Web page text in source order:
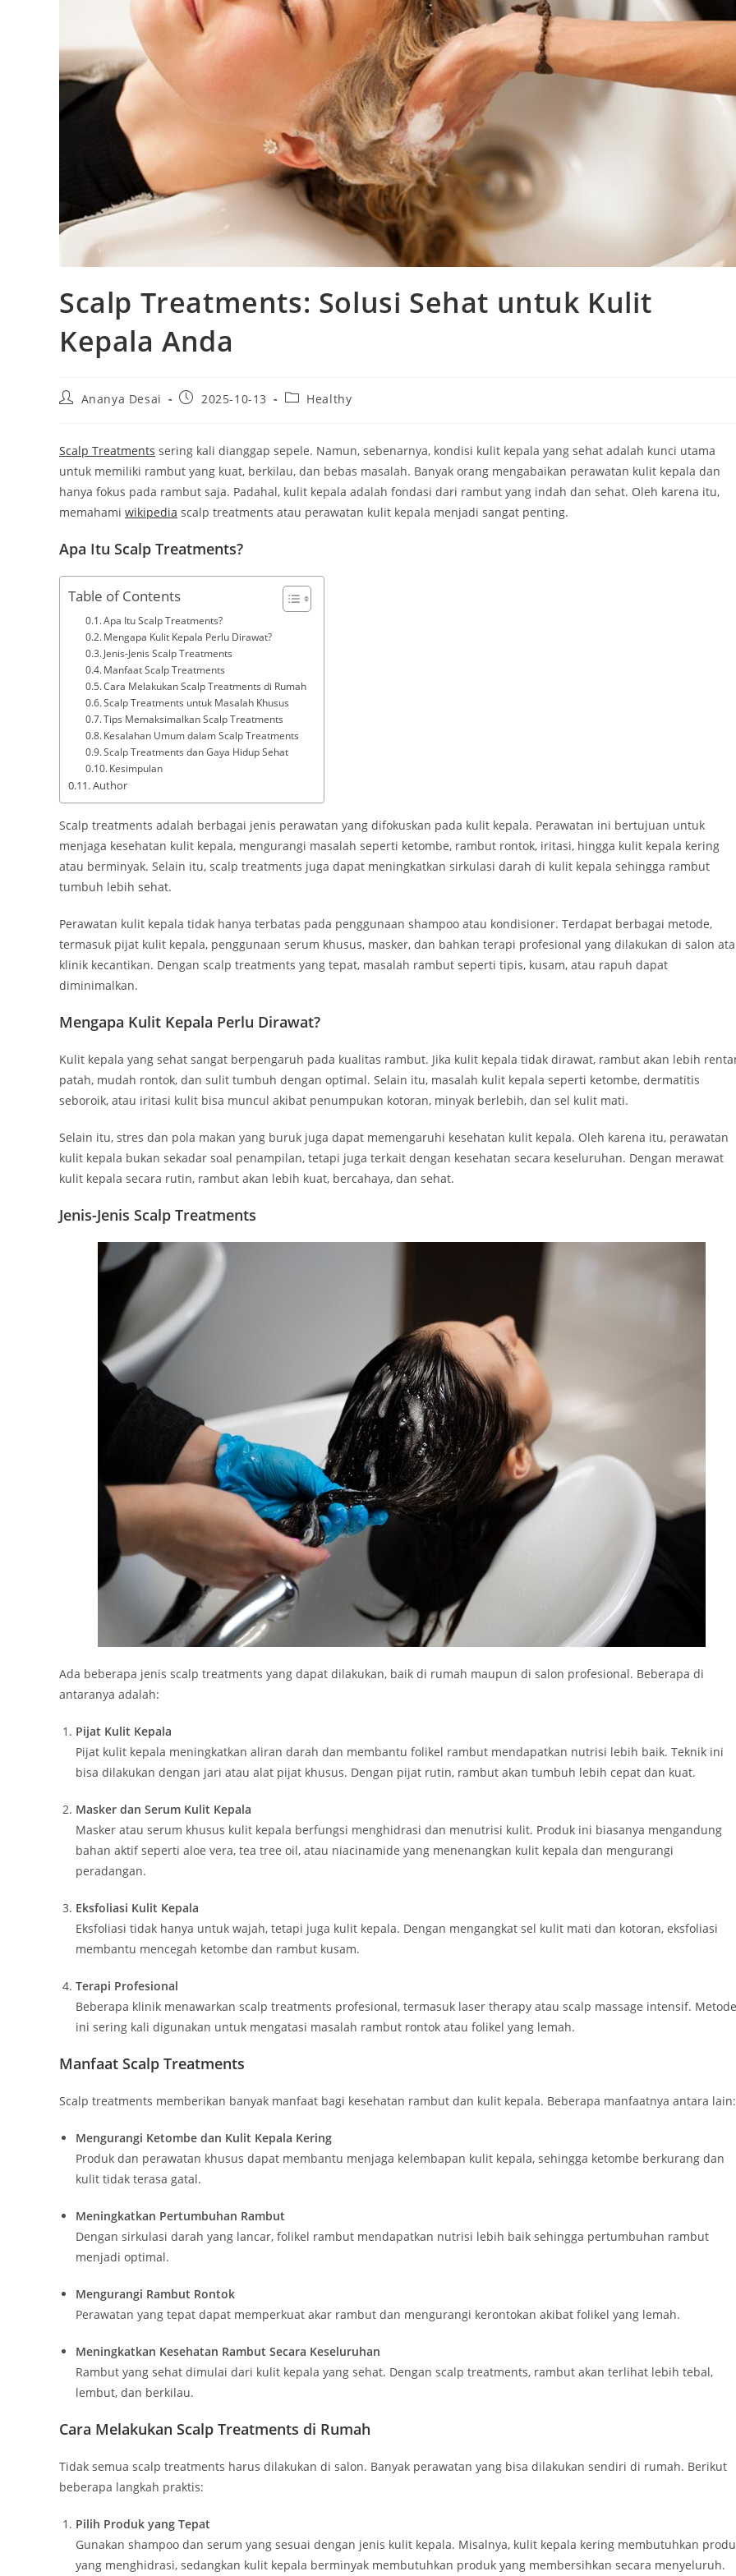
Scalp Treatments: Solusi Sehat untuk Kulit
Kepala Anda
PostAnanya Desai
Post2025-10-13
PostHealthy
Scalp Treatments sering kali dianggap sepele. Namun, sebenarnya, kondisi kulit kepala yang sehat adalah kunci utama
untuk memiliki rambut yang kuat, berkilau, dan bebas masalah. Banyak orang mengabaikan perawatan kulit kepala dan
hanya fokus pada rambut saja. Padahal, kulit kepala adalah fondasi dari rambut yang indah dan sehat. Oleh karena itu,
memahami wikipedia scalp treatments atau perawatan kulit kepala menjadi sangat penting.
Apa Itu Scalp Treatments?
Table of Contents
Apa Itu Scalp Treatments?
Mengapa Kulit Kepala Perlu Dirawat?
Jenis-Jenis Scalp Treatments
Manfaat Scalp Treatments
Cara Melakukan Scalp Treatments di Rumah
Scalp Treatments untuk Masalah Khusus
Tips Memaksimalkan Scalp Treatments
Kesalahan Umum dalam Scalp Treatments
Scalp Treatments dan Gaya Hidup Sehat
Kesimpulan
Author
Scalp treatments adalah berbagai jenis perawatan yang difokuskan pada kulit kepala. Perawatan ini bertujuan untuk
menjaga kesehatan kulit kepala, mengurangi masalah seperti ketombe, rambut rontok, iritasi, hingga kulit kepala kering
atau berminyak. Selain itu, scalp treatments juga dapat meningkatkan sirkulasi darah di kulit kepala sehingga rambut
tumbuh lebih sehat.
Perawatan kulit kepala tidak hanya terbatas pada penggunaan shampoo atau kondisioner. Terdapat berbagai metode,
termasuk pijat kulit kepala, penggunaan serum khusus, masker, dan bahkan terapi profesional yang dilakukan di salon
klinik kecantikan. Dengan scalp treatments yang tepat, masalah rambut seperti tipis, kusam, atau rapuh dapat
diminimalkan.
Mengapa Kulit Kepala Perlu Dirawat?
Kulit kepala yang sehat sangat berpengaruh pada kualitas rambut. Jika kulit kepala tidak dirawat, rambut akan lebih
patah, mudah rontok, dan sulit tumbuh dengan optimal. Selain itu, masalah kulit kepala seperti ketombe, dermatitis
seboroik, atau iritasi kulit bisa muncul akibat penumpukan kotoran, minyak berlebih, dan sel kulit mati.
Selain itu, stres dan pola makan yang buruk juga dapat memengaruhi kesehatan kulit kepala. Oleh karena itu, perawatan
kulit kepala bukan sekadar soal penampilan, tetapi juga terkait dengan kesehatan secara keseluruhan. Dengan merawat
kulit kepala secara rutin, rambut akan lebih kuat, bercahaya, dan sehat.
Jenis-Jenis Scalp Treatments
Ada beberapa jenis scalp treatments yang dapat dilakukan, baik di rumah maupun di salon profesional. Beberapa di
antaranya adalah:
Pijat Kulit Kepala
Pijat kulit kepala meningkatkan aliran darah dan membantu folikel rambut mendapatkan nutrisi lebih baik. Teknik ini
bisa dilakukan dengan jari atau alat pijat khusus. Dengan pijat rutin, rambut akan tumbuh lebih cepat dan kuat.
Masker dan Serum Kulit Kepala
Masker atau serum khusus kulit kepala berfungsi menghidrasi dan menutrisi kulit. Produk ini biasanya mengandung
bahan aktif seperti aloe vera, tea tree oil, atau niacinamide yang menenangkan kulit kepala dan mengurangi
peradangan.
Eksfoliasi Kulit Kepala
Eksfoliasi tidak hanya untuk wajah, tetapi juga kulit kepala. Dengan mengangkat sel kulit mati dan kotoran, eksfoliasi
membantu mencegah ketombe dan rambut kusam.
Terapi Profesional
Beberapa klinik menawarkan scalp treatments profesional, termasuk laser therapy atau scalp massage intensif. Metode
ini sering kali digunakan untuk mengatasi masalah rambut rontok atau folikel yang lemah.
Manfaat Scalp Treatments
Scalp treatments memberikan banyak manfaat bagi kesehatan rambut dan kulit kepala. Beberapa manfaatnya antara lain:
Mengurangi Ketombe dan Kulit Kepala Kering
Produk dan perawatan khusus dapat membantu menjaga kelembapan kulit kepala, sehingga ketombe berkurang dan
kulit tidak terasa gatal.
Meningkatkan Pertumbuhan Rambut
Dengan sirkulasi darah yang lancar, folikel rambut mendapatkan nutrisi lebih baik sehingga pertumbuhan rambut
menjadi optimal.
Mengurangi Rambut Rontok
Perawatan yang tepat dapat memperkuat akar rambut dan mengurangi kerontokan akibat folikel yang lemah.
Meningkatkan Kesehatan Rambut Secara Keseluruhan
Rambut yang sehat dimulai dari kulit kepala yang sehat. Dengan scalp treatments, rambut akan terlihat lebih tebal,
lembut, dan berkilau.
Cara Melakukan Scalp Treatments di Rumah
Tidak semua scalp treatments harus dilakukan di salon. Banyak perawatan yang bisa dilakukan sendiri di rumah. Berikut
beberapa langkah praktis:
Pilih Produk yang Tepat
Gunakan shampoo dan serum yang sesuai dengan jenis kulit kepala. Misalnya, kulit kepala kering membutuhkan
yang menghidrasi, sedangkan kulit kepala berminyak membutuhkan produk yang membersihkan secara menyeluruh.